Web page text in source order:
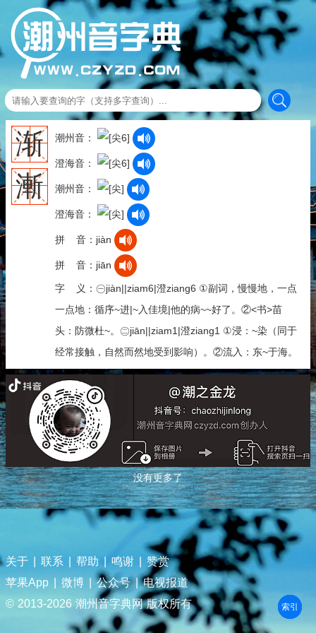
渐
漸
潮州音：
澄海音：
潮州音：
澄海音：
拼 音：jiàn
拼 音：jiān
字 义：㊀jiàn||ziam6|澄ziang6 ①副词，慢慢地，一点
一点地：循序~进|~入佳境|他的病~~好了。②<书>苗
头：防微杜~。㊁jiān||ziam1|澄ziang1 ①浸：~染（同于
经常接触，自然而然地受到影响）。②流入：东~于海。
没有更多了
关于 联系 帮助 鸣谢
赞赏
苹果App
微博 公众号
电视报道
© 2013-2026 潮州音字典网 版权所有 部首
笔划
拼音
潮拼